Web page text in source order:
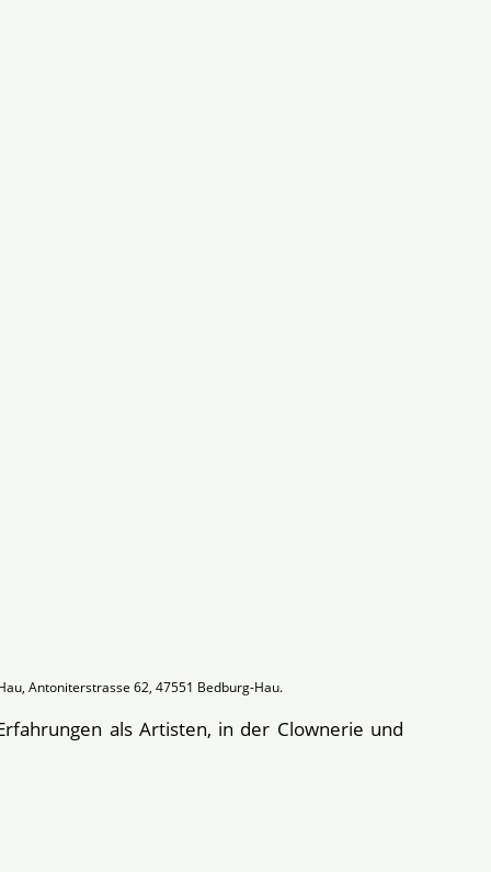
Antoniterstrasse 62, 47551 Bedburg-Hau.
als Artisten, in der Clownerie und